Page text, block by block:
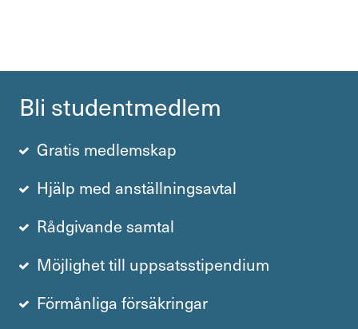
Bli student­medlem
Gratis medlemskap
Hjälp med anställningsavtal
Rådgivande samtal
Möjlighet till uppsatsstipendium
Förmånliga försäkringar